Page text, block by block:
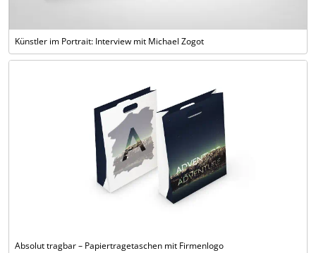
Künstler im Portrait: Interview mit Michael Zogot
Absolut tragbar – Papiertragetaschen mit Firmenlogo